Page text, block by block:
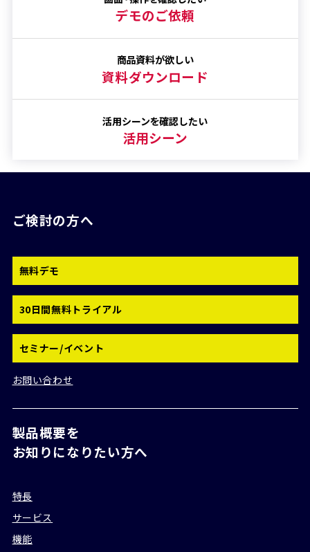
デモのご依頼
商品資料が欲しい
資料ダウンロード
活用シーンを確認したい
活用シーン
ご検討の方へ
無料デモ
30日間無料トライアル
セミナー/イベント
お問い合わせ
製品概要を
お知りになりたい方へ
特長
サービス
機能